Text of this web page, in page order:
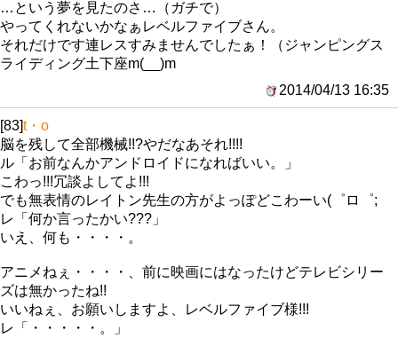
…という夢を見たのさ…（ガチで）
やってくれないかなぁレベルファイブさん。
それだけです連レスすみませんでしたぁ！（ジャンピングス
ライディング土下座m(__)m
2014/04/13 16:35
[83]t・o
脳を残して全部機械!!?やだなあそれ!!!!
ル「お前なんかアンドロイドになればいい。」
こわっ!!!冗談よしてよ!!!
でも無表情のレイトン先生の方がよっぽどこわーい(゜ロ゜;
レ「何か言ったかい???」
いえ、何も・・・・。
アニメねぇ・・・・、前に映画にはなったけどテレビシリー
ズは無かったね!!
いいねぇ、お願いしますよ、レベルファイブ様!!!
レ「・・・・・。」